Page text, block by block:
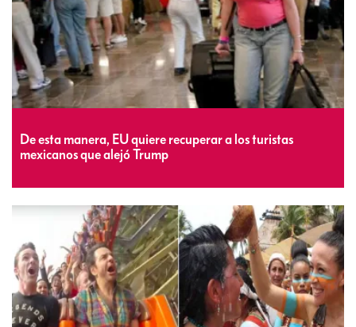
De esta manera, EU quiere recuperar a los turistas
mexicanos que alejó Trump